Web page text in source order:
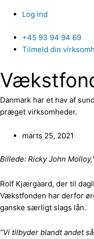
Log ind
+45 93 94 94 69
Tilmeld din
Danmark har et hav af
præget virksomheder.
marts 25, 2021
Billede: Ricky John
Rolf Kjærgaard, der til
Vækstfonden har derfor
ganske særligt slags lån.
”Vi tilbyder blandt andet